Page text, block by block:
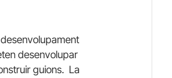
desenvolupar
guions. La